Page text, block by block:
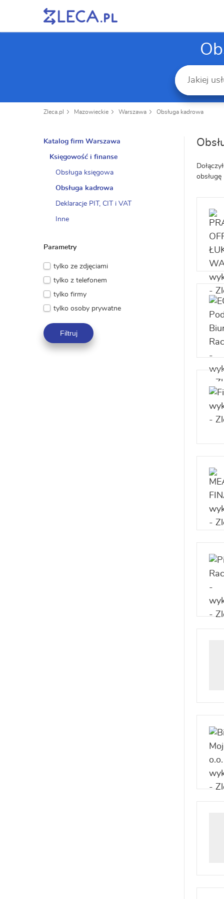
Zleca.pl Mazowieckie Warszawa Obsługa kadrowa
Katalog firm Warszawa
Księgowość i finanse
Obsługa księgowa
Obsługa kadrowa
Deklaracje PIT, CIT i VAT
Inne
Parametry
tylko ze zdjęciami
tylko z telefonem
tylko firmy
tylko osoby prywatne
Filtruj